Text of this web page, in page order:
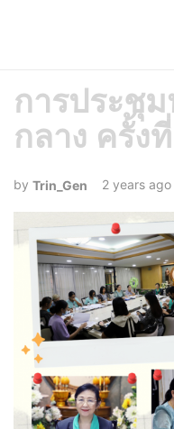
การประชุ
กลาง ครั้ง
Trin_Gen 2 years ago